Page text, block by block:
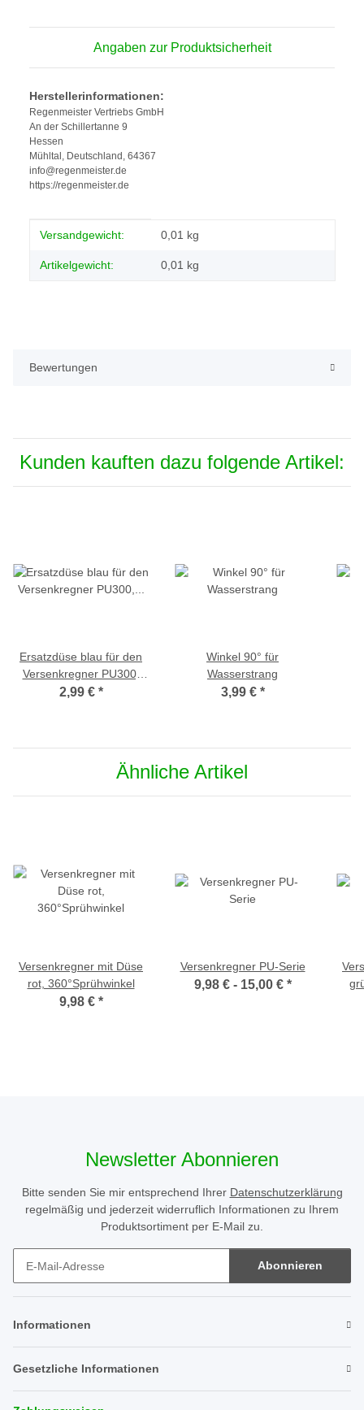
Angaben zur Produktsicherheit
Herstellerinformationen:
Regenmeister Vertriebs GmbH
An der Schillertanne 9
Hessen
Mühltal, Deutschland, 64367
info@regenmeister.de
https://regenmeister.de
Produkteigenschaft
Wert
Versandgewicht: 0,01 kg
Artikelgewicht: 0,01 kg
Bewertungen
Kunden kauften dazu folgende Artikel:
Ersatzdüse blau für den
Versenkregner PU300,
180° Sprühwinkel
2,99 € *
Winkel 90° für
Wasserstrang
3,99 € *
Ähnliche Artikel
Versenkregner mit Düse
rot, 360°Sprühwinkel
9,98 € *
Versenkregner PU-Serie
9,98 € - 15,00 € *
Newsletter Abonnieren
Bitte senden Sie mir entsprechend Ihrer Datenschutzerklärung
regelmäßig und jederzeit widerruflich Informationen zu Ihrem
Produktsortiment per E-Mail zu.
Abonnieren
Informationen
Gesetzliche Informationen